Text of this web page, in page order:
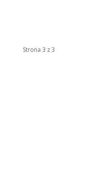
Strona 3 z 3